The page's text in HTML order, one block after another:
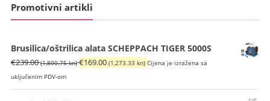
Promotivni artikli
Brusilica/oštrilica alata SCHEPPACH TIGER 5000S
€239.00 (1,800.75 kn)Izvorna
bila
€169.00 (1,273.33 kn) Trenutna
je:
Cijena je izražena sa
uključenim PDV-om